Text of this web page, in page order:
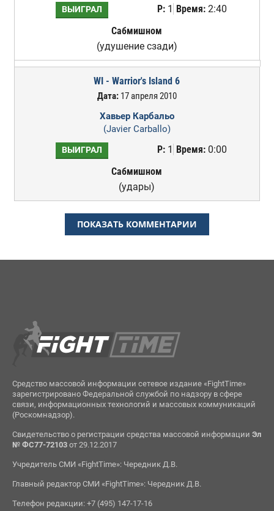
ВЫИГРАЛ Р:1 Время:2:40
Сабмишном
(удушение сзади)
WI - Warrior's Island 6
Дата:17 апреля 2010
Хавьер Карбальо
(Javier Carballo)
ВЫИГРАЛ Р:1 Время:0:00
Сабмишном
(удары)
ПОКАЗАТЬ КОММЕНТАРИИ
Средство массовой информации сетевое издание «FightTime»
зарегистрировано Федеральной службой по надзору в сфере
связи, информационных технологий и массовых коммуникаций
(Роскомнадзор).
Свидетельство о регистрации средства массовой информации Эл
№ ФС77-72103от 29.12.2017
Учредитель СМИ «FightTime»: Чередник Д.В.
Главный редактор СМИ «FightTime»: Чередник Д.В.
Телефон редакции: +7 (495) 147-17-16